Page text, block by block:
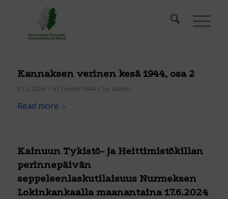
Kannaksen verinen kesä 1944, osa 2
31.5.2024 / in Teema1944 / by admin
Read more
Kainuun Tykistö- ja Heittimistökillan
perinnepäivän
seppeleenlaskutilaisuus Nurmeksen
Lokinkankaalla maanantaina 17.6.2024